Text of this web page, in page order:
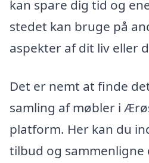
kan spare dig tid og
stedet kan bruge på
aspekter af dit liv eller
Det er nemt at finde
samling af møbler i
platform. Her kan du
tilbud og sammenligne